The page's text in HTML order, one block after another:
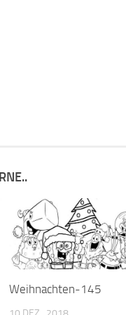
Weihnachten-145